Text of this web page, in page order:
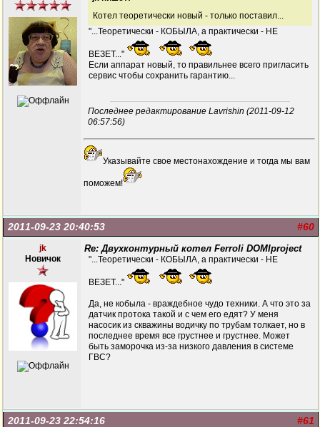
Котел теоретически новый - только поставил...
"...Теоретически - КОБЫЛА, а практически - НЕ
ВЕЗЕТ..."
Если аппарат новый, то правильнее всего пригласить
сервис чтобы сохранить гарантию...
Последнее редактирование Lavrishin (2011-09-12
06:57:56)
Указывайте свое местонахождение и тогда мы вам
поможем!
#60
2011-09-23 20:40:53
jk
Новичок
Re: Двухконтурный котел Ferroli DOMIproject
"...Теоретически - КОБЫЛА, а практически - НЕ
ВЕЗЕТ..."
Да, не кобыла - враждебное чудо техники. А что это за
датчик протока такой и с чем его едят? У меня
насосик из скважины водичку по трубам толкает, но в
последнее время все грустнее и грустнее. Может
быть заморочка из-за низкого давления в системе
ГВС?
#61
2011-09-23 22:54:16